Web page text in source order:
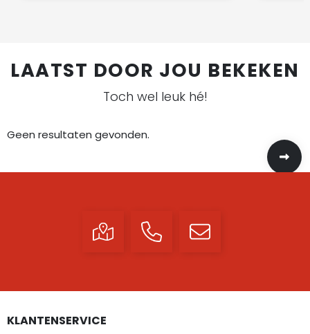
LAATST DOOR JOU BEKEKEN
Toch wel leuk hé!
Geen resultaten gevonden.
KLANTENSERVICE